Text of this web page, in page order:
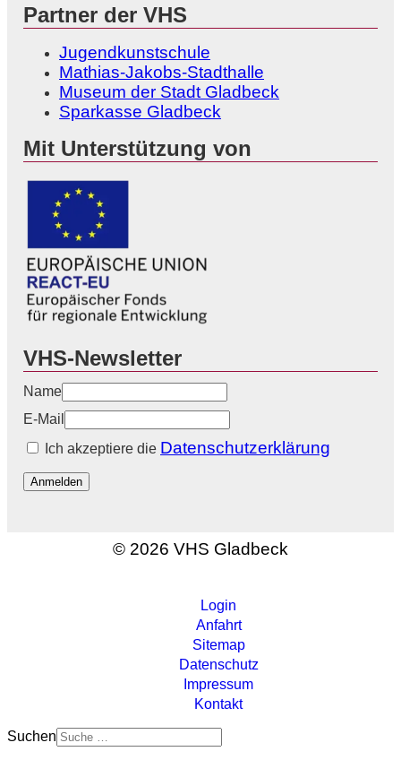
Partner der VHS
Jugendkunstschule
Mathias-Jakobs-Stadthalle
Museum der Stadt Gladbeck
Sparkasse Gladbeck
Mit Unterstützung von
VHS-Newsletter
Name
E-Mail
Ich akzeptiere die Datenschutzerklärung
Anmelden
© 2026 VHS Gladbeck
Login
Anfahrt
Sitemap
Datenschutz
Impressum
Kontakt
Suchen